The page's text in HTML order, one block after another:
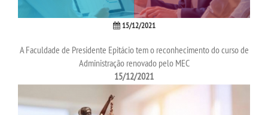
PUBLICAÇÕES
REPOSITÓRIO
15/12/2021
A Faculdade de Presidente Epitácio tem o reconhecimento do curso de
Administração renovado pelo MEC
15/12/2021